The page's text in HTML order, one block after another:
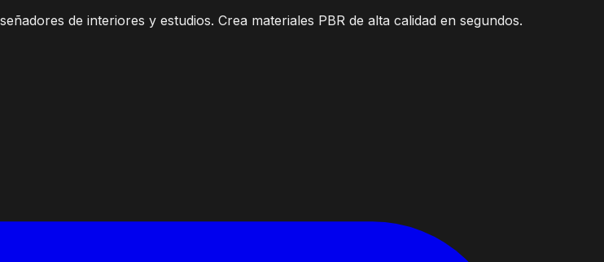
de interiores y estudios. Crea materiales PBR de alta calidad en segundos.